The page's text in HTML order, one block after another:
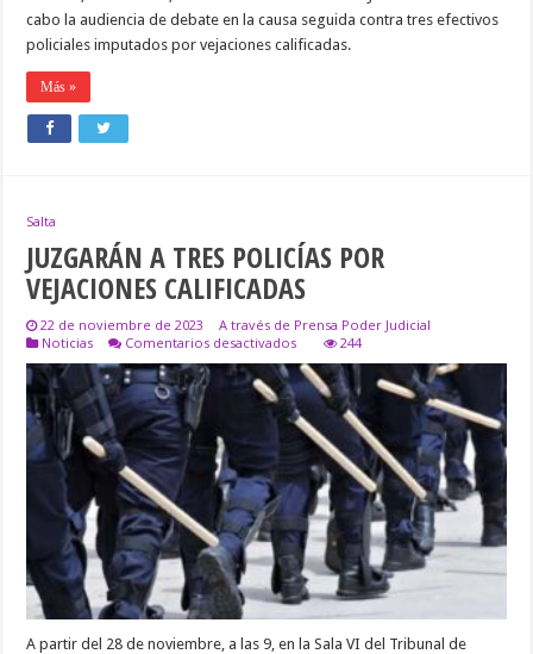
cabo la audiencia de debate en la causa seguida contra tres efectivos
policiales imputados por vejaciones calificadas.
Más »
Salta
JUZGARÁN A TRES POLICÍAS POR
VEJACIONES CALIFICADAS
22 de noviembre de 2023
A través de Prensa Poder Judicial
Noticias
Comentarios desactivadosen
A
TRES
POLICÍAS
POR
VEJACIONES
CALIFICADAS
244
A partir del 28 de noviembre, a las 9, en la Sala VI del Tribunal de